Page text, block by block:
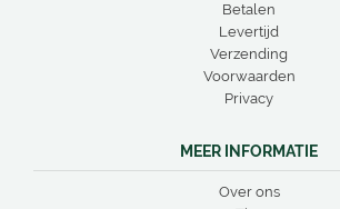
Betalen
Levertijd
Verzending
Voorwaarden
Privacy
MEER INFORMATIE
Over ons